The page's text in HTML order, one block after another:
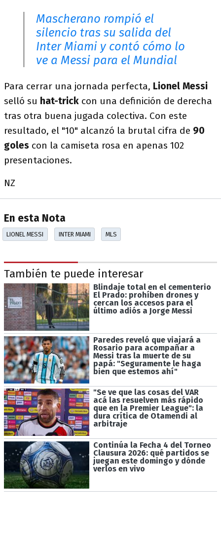
Mascherano rompió el
silencio tras su salida del
Inter Miami y contó cómo lo
ve a Messi para el Mundial
Para cerrar una jornada perfecta, Lionel Messi
selló su hat-trick con una definición de derecha
tras otra buena jugada colectiva. Con este
resultado, el "10" alcanzó la brutal cifra de 90
goles con la camiseta rosa en apenas 102
presentaciones.
NZ
En esta Nota
LIONEL MESSI INTER MIAMI MLS
También te puede interesar
Blindaje total en el cementerio
El Prado: prohíben drones y
cercan los accesos para el
último adiós a Jorge Messi
Paredes reveló que viajará a
Rosario para acompañar a
Messi tras la muerte de su
papá: "Seguramente le haga
bien que estemos ahí"
"Se ve que las cosas del VAR
acá las resuelven más rápido
que en la Premier League": la
dura crítica de Otamendi al
arbitraje
Continúa la Fecha 4 del Torneo
Clausura 2026: qué partidos se
juegan este domingo y dónde
verlos en vivo